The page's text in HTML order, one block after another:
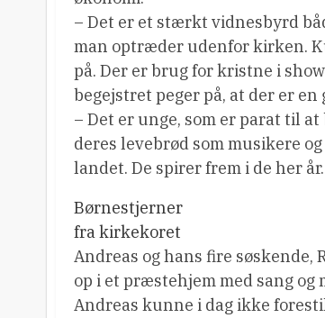
– Det er et stærkt vidnesbyrd
man optræder udenfor kirken.
på. Der er brug for kristne i
begejstret peger på, at der er
– Det er unge, som er parat til
deres levebrød som musikere
landet. De spirer frem i de her
Børnestjerner
fra kirkekoret
Andreas og hans fire søskende,
op i et præstehjem med sang og
Andreas kunne i dag ikke